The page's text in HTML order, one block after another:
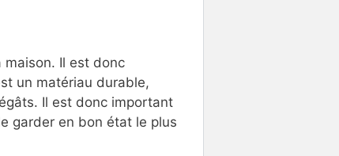
maison. Il est donc
un matériau durable,
Il est donc important
garder en bon état le plus